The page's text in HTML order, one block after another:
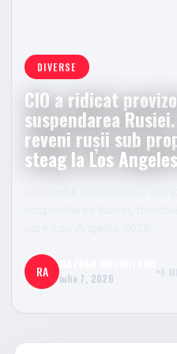
DIVERSE
CIO a ridicat
suspendarea
reveni rușii sub
steag la Los
RA iulie 7, 2026 4